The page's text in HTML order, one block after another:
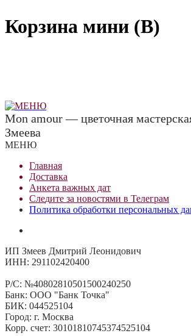
Корзина мини (В)
Mon amour — цветочная
Змеева
МЕНЮ
Главная
Доставка
Анкета важных дат
Следите за новостями в Телеграм
Политика обработки персональных
ИП Змеев Дмитрий Леонидович
ИНН: 291102420400
Р/С: №40802810501500240250
Банк: ООО "Банк Точка"
БИК: 044525104
Город: г. Москва
Корр. счет: 30101810745374525104